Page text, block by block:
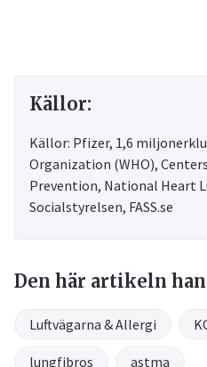
Källor:
Källor: Pfizer, 1,6
Organization (WHO),
Prevention, National Heart
Socialstyrelsen, FASS.se
Den här artikeln
Luftvägarna & Allergi
lungfibros astma